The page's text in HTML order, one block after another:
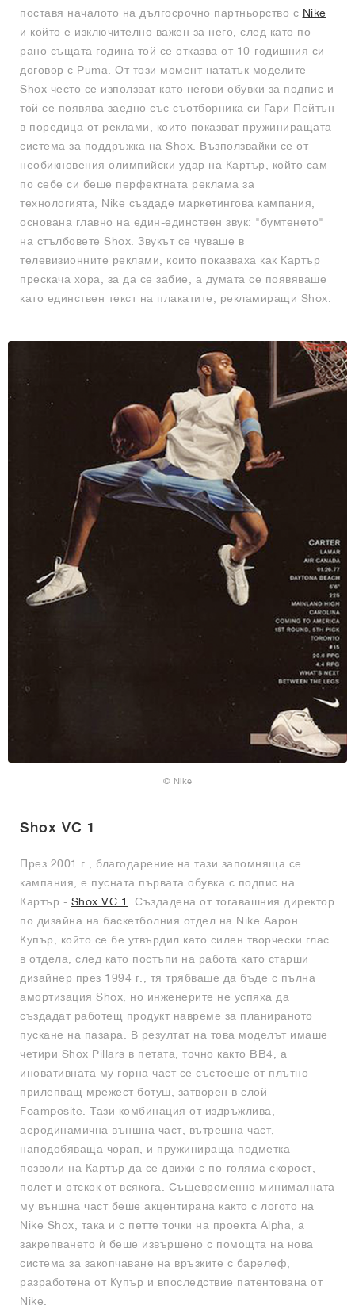
поставя началото на дългосрочно партньорство с Nike
и който е изключително важен за него, след като по-
рано същата година той се отказва от 10-годишния си
договор с Puma. От този момент нататък моделите
Shox често се използват като негови обувки за подпис и
той се появява заедно със съотборника си Гари Пейтън
в поредица от реклами, които показват пружиниращата
система за поддръжка на Shox. Възползвайки се от
необикновения олимпийски удар на Картър, който сам
по себе си беше перфектната реклама за
технологията, Nike създаде маркетингова кампания,
основана главно на един-единствен звук: "бумтенето"
на стълбовете Shox. Звукът се чуваше в
телевизионните реклами, които показваха как Картър
прескача хора, за да се забие, а думата се появяваше
като единствен текст на плакатите, рекламиращи Shox.
© Nike
Shox VC 1
През 2001 г., благодарение на тази запомняща се
кампания, е пусната първата обувка с подпис на
Картър - Shox VC 1
. Създадена от тогавашния директор
по дизайна на баскетболния отдел на Nike Аарон
Купър, който се бе утвърдил като силен творчески глас
в отдела, след като постъпи на работа като старши
дизайнер през 1994 г., тя трябваше да бъде с пълна
амортизация Shox, но инженерите не успяха да
създадат работещ продукт навреме за планираното
пускане на пазара. В резултат на това моделът имаше
четири Shox Pillars в петата, точно както BB4, а
иновативната му горна част се състоеше от плътно
прилепващ мрежест ботуш, затворен в слой
Foamposite. Тази комбинация от издръжлива,
аеродинамична външна част, вътрешна част,
наподобяваща чорап, и пружинираща подметка
позволи на Картър да се движи с по-голяма скорост,
полет и отскок от всякога. Същевременно минималната
му външна част беше акцентирана както с логото на
Nike Shox, така и с петте точки на проекта Alpha, а
закрепването ѝ беше извършено с помощта на нова
система за закопчаване на връзките с барелеф,
разработена от Купър и впоследствие патентована от
Nike.